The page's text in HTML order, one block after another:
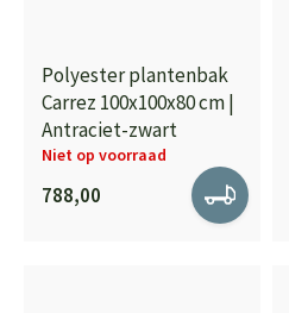
Polyester plantenbak
Carrez 100x100x80 cm |
Antraciet-zwart
Niet op voorraad
788,00